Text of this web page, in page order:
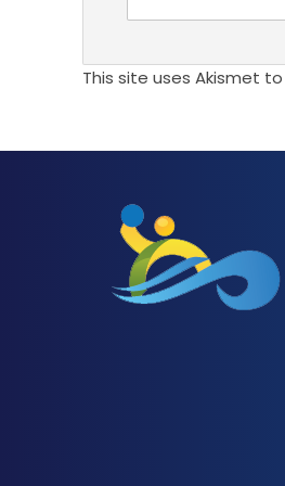
This site uses Akismet